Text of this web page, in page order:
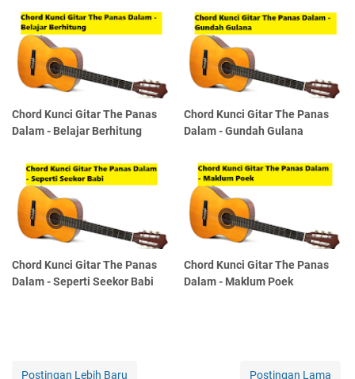
Chord Kunci Gitar The Panas
Dalam - Belajar Berhitung
Chord Kunci Gitar The Panas
Dalam - Gundah Gulana
Chord Kunci Gitar The Panas
Dalam - Seperti Seekor Babi
Chord Kunci Gitar The Panas
Dalam - Maklum Poek
Postingan Lebih Baru Postingan Lama